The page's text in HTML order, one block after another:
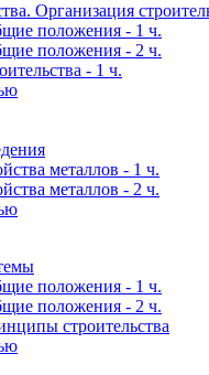
Организация
положения - 1 ч.
положения - 2 ч.
- 1 ч.
металлов - 1 ч.
металлов - 2 ч.
положения - 1 ч.
положения - 2 ч.
строительства